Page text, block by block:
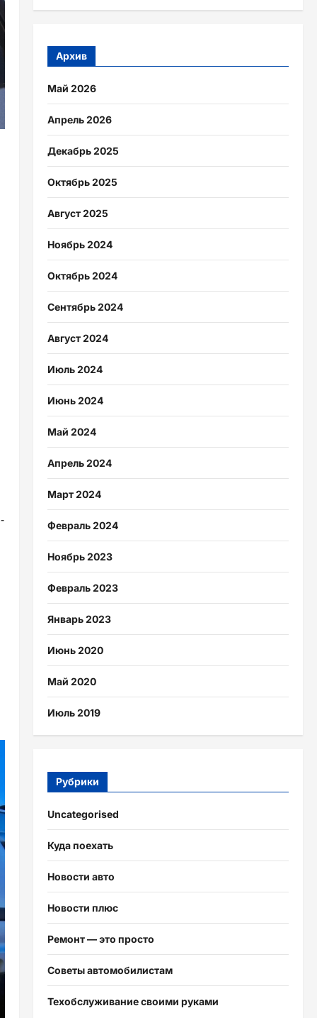
Архив
Май 2026
Апрель 2026
Декабрь 2025
Октябрь 2025
Август 2025
Ноябрь 2024
Октябрь 2024
Сентябрь 2024
Август 2024
Июль 2024
Июнь 2024
Май 2024
Апрель 2024
Март 2024
Февраль 2024
Ноябрь 2023
Февраль 2023
Январь 2023
Июнь 2020
Май 2020
Июль 2019
Рубрики
Uncategorised
Куда поехать
Новости авто
Новости плюс
Ремонт — это просто
Советы автомобилистам
Техобслуживание своими руками